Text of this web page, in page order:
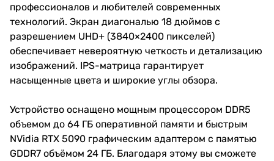
профессионалов и любителей современных
технологий. Экран диагональю 18 дюймов с
разрешением UHD+ (3840×2400 пикселей)
обеспечивает невероятную четкость и детализацию
изображений. IPS-матрица гарантирует
насыщенные цвета и широкие углы обзора.
Устройство оснащено мощным процессором DDR5
объемом до 64 ГБ оперативной памяти и быстрым
NVidia RTX 5090 графическим адаптером с памятью
GDDR7 объёмом 24 ГБ. Благодаря этому вы сможете